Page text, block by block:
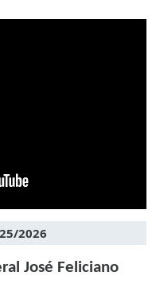
2026
José Feliciano